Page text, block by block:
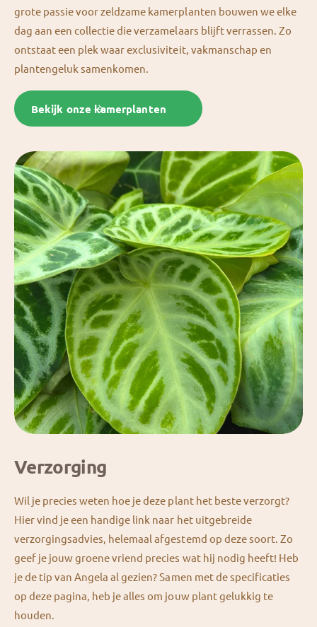
grote passie voor zeldzame kamerplanten bouwen we elke
dag aan een collectie die verzamelaars blijft verrassen. Zo
ontstaat een plek waar exclusiviteit, vakmanschap en
plantengeluk samenkomen.
Bekijk onze kamerplanten
Verzorging
Wil je precies weten hoe je deze plant het beste verzorgt?
Hier vind je een handige link naar het uitgebreide
verzorgingsadvies, helemaal afgestemd op deze soort. Zo
geef je jouw groene vriend precies wat hij nodig heeft! Heb
je de tip van Angela al gezien? Samen met de specificaties
op deze pagina, heb je alles om jouw plant gelukkig te
houden.